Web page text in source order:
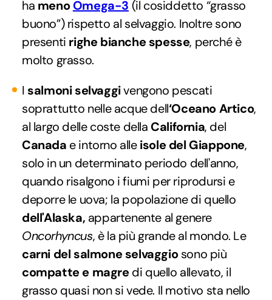
ha menoOmega-3 (il cosiddetto “grasso
buono”) rispetto al selvaggio. Inoltre sono
presenti righe bianche spesse, perché è
molto grasso.
I salmoni selvaggivengono pescati
soprattutto nelle acque dell‘Oceano Artico,
al largo delle coste della California, del
Canada e intorno alleisole del Giappone,
solo in un determinato periodo dell'anno,
quando risalgono i fiumi per riprodursi e
deporre le uova; la popolazione di quello
dell'Alaska, appartenente al genere
Oncorhyncus, è la più grande al mondo. Le
carni del salmone selvaggiosono più
compatte e magredi quello allevato, il
grasso quasi non si vede. Il motivo sta nello